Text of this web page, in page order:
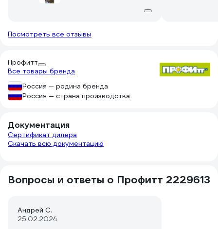
Посмотреть все отзывы
Профитт
Все товары бренда
Россия — родина бренда
Россия — страна производства
Документация
Сертификат дилера
Скачать всю документацию
Вопросы и ответы о Профитт 2229613
Андрей С.
25.02.2024